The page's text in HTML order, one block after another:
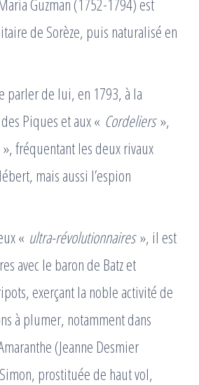
Guzman (1752-1794) est
de Sorèze, puis naturalisé en
parler de lui, en 1793, à la
Piques et aux « Cordeliers»,
fréquentant les deux rivaux
mais aussi l’espion
« ultra-révolutionnaires», il est
avec le baron de Batz et
exerçant la noble activité de
à plumer, notamment dans
(Jeanne Desmier
prostituée de haut vol,